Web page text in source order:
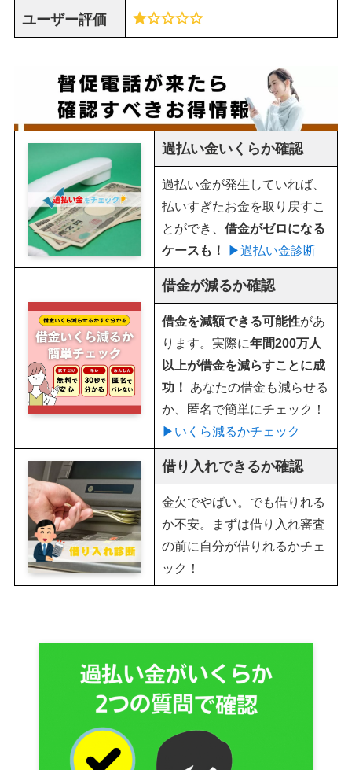
ユーザー評価
過払い金いくらか確認
過払い金が発生していれば、
払いすぎたお金を取り戻すこ
とができ、 借金がゼロになる
ケースも！
▶︎過払い金診断
借金が減るか確認
借金を減額できる可能性があ
ります。実際に年間200万人
以上が借金を減らすことに成
功！
あなたの借金も減らせる
か、匿名で簡単にチェック！
▶︎いくら減るかチェック
借り入れできるか確認
金欠でやばい。でも借りれる
か不安。まずは借り入れ審査
の前に自分が借りれるかチェ
ック！